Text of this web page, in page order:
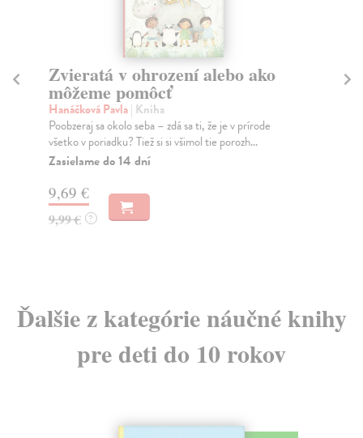
Slávne zvieratá a zvieratá
slávnych
Sekaninová Štěpánka| Kniha
Nielen deti túžia po živom miláčikovi, ale aj významní
umelci, panovníci, vojvodcovia naprieč histór...
Zasielame do 14 dní
10,66 €
10,99 € ?
Ďalšie z kategórie náučné knihy
pre deti do 10 rokov